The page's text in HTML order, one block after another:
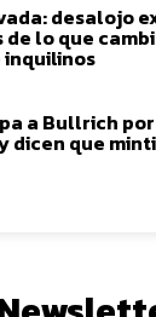
desalojo
lo que
a Bullrich
dicen que